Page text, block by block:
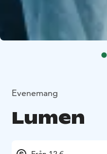
Evenemang
Lumen